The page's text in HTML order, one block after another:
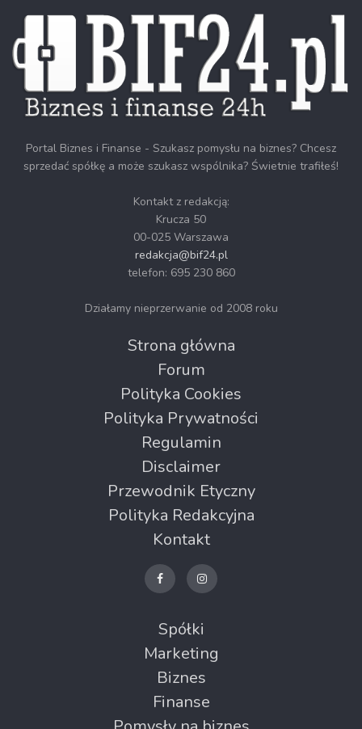
Portal Biznes i Finanse - Szukasz pomysłu na biznes? Chcesz
sprzedać spółkę a może szukasz wspólnika? Świetnie trafiłeś!
Kontakt z redakcją:
Krucza 50
00-025 Warszawa
redakcja@bif24.pl
telefon: 695 230 860
Działamy nieprzerwanie od 2008 roku
Strona główna
Forum
Polityka Cookies
Polityka Prywatności
Regulamin
Disclaimer
Przewodnik Etyczny
Polityka Redakcyjna
Kontakt
Spółki
Marketing
Biznes
Finanse